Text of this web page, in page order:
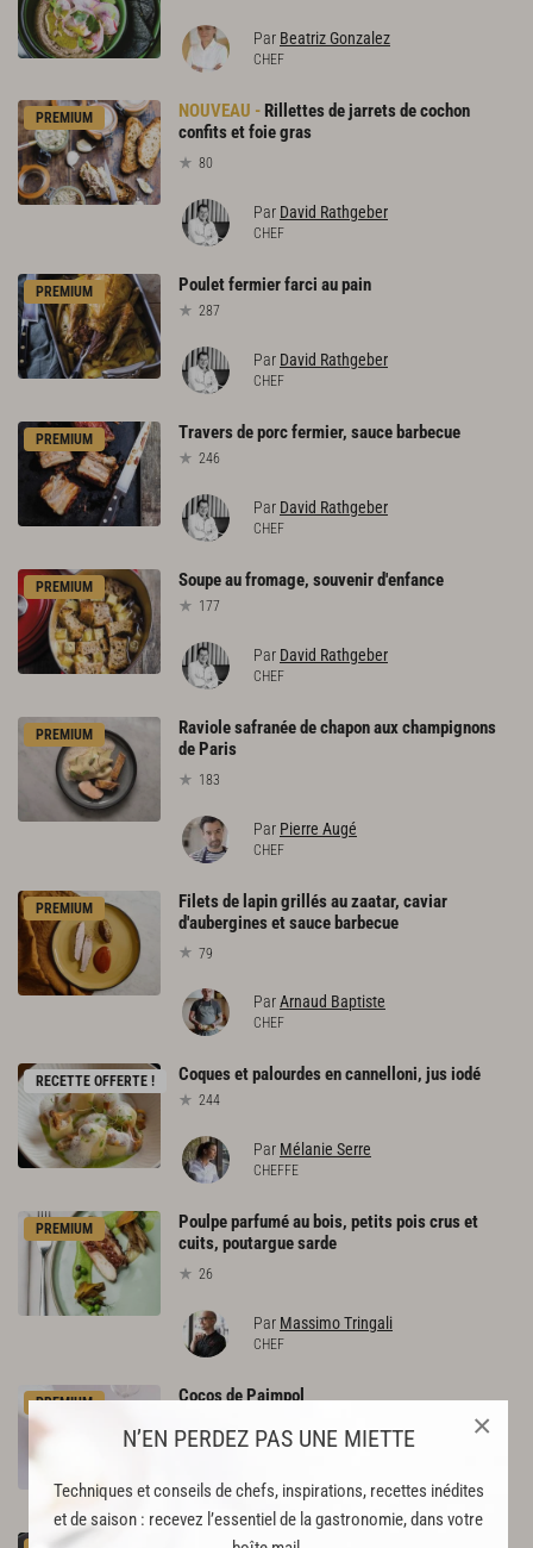
N’EN PERDEZ PAS UNE MIETTE
Techniques et conseils de chefs, inspirations, recettes inédites
et de saison : recevez l’essentiel de la gastronomie, dans votre
×
Par Beatriz Gonzalez
CHEF
PREMIUM
Rillettes de jarrets de cochon
confits et foie gras
80
Par David Rathgeber
CHEF
PREMIUM Pouletfermierfarci aupain
287
Par David Rathgeber
CHEF
PREMIUM Traversdeporcfermier, sauce barbecue
246
Par David Rathgeber
CHEF
PREMIUM Soupeaufromage, souvenird'enfance
177
Par David Rathgeber
CHEF
PREMIUM
Raviole safranée de chapon aux champignons
de Paris
183
Par Pierre Augé
CHEF
PREMIUM
Filets de lapin grillés au zaatar, caviar
d'aubergines et sauce barbecue
79
ParArnaud Baptiste
CHEF
RECETTE OFFERTE ! Coquesetpalourdesencannelloni, jus iodé
244
Par Mélanie Serre
CHEFFE
PREMIUM
Poulpe parfumé au bois, petits pois crus et
cuits, poutargue sarde
26
Par Massimo Tringali
CHEF
PREMIUM CocosdePaimpol
CHEF
Navets daikon et radis japonais cuits au four et